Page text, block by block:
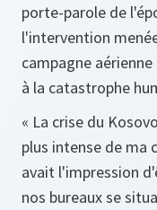
porte-parole de
l'intervention
campagne
à la catastrophe
« La crise du
plus intense de ma
avait l'impression
nos bureaux se